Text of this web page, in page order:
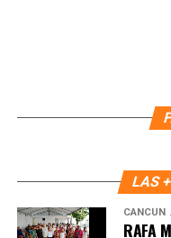
recursos naturales
calidad de vida”,
Fuente: 5to Poder
LAS
CANCÚN
RAFA